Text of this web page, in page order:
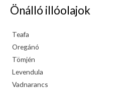
Önálló illóolajok
Teafa
Oregánó
Tömjén
Levendula
Vadnarancs